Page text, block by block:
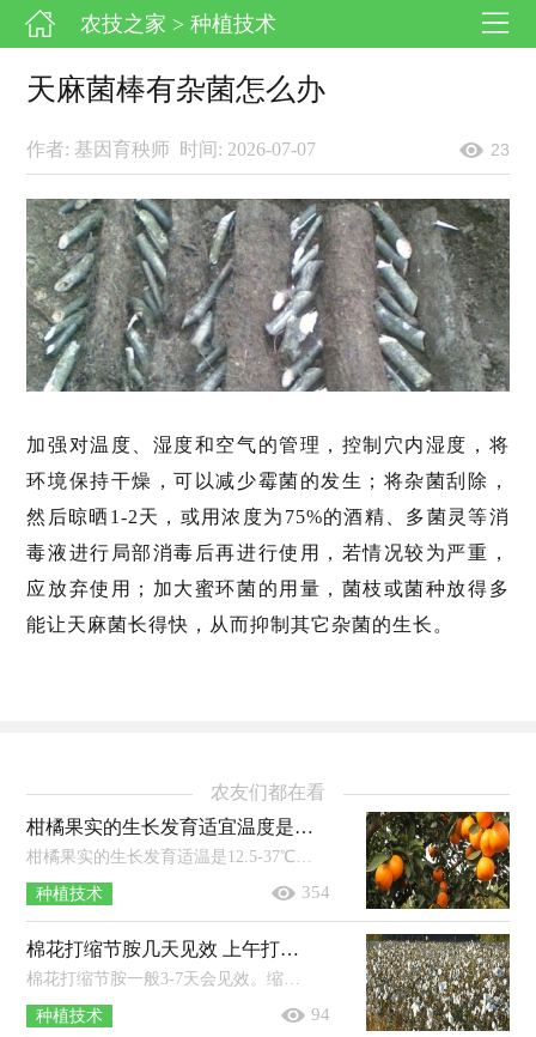
农技之家 > 种植技术
天麻菌棒有杂菌怎么办
作者: 基因育秧师 时间: 2026-07-07 23
加强对温度、湿度和空气的管理，控制穴内湿度，将
环境保持干燥，可以减少霉菌的发生；将杂菌刮除，
然后晾晒1-2天，或用浓度为75%的酒精、多菌灵等消
毒液进行局部消毒后再进行使用，若情况较为严重，
应放弃使用；加大蜜环菌的用量，菌枝或菌种放得多
能让天麻菌长得快，从而抑制其它杂菌的生长。
农友们都在看
柑橘果实的生长发育适宜温度是 附种植方法和条件
柑橘果实的生长发育适温是12.5-37℃，秋季花芽分化时，白天适温为20℃左右，晚上适温为10℃左右。年日照时长达到1200-2200小时的地区适...
种植技术 354
棉花打缩节胺几天见效 上午打还是下午打好 打多了用什么方法补救
棉花打缩节胺一般3-7天会见效。缩节胺的优点：可以延缓棉花主茎、果枝的伸长，防止棉花徒长；能有效控制棉花顶芽、叶枝和腋芽的生长；能...
种植技术 94